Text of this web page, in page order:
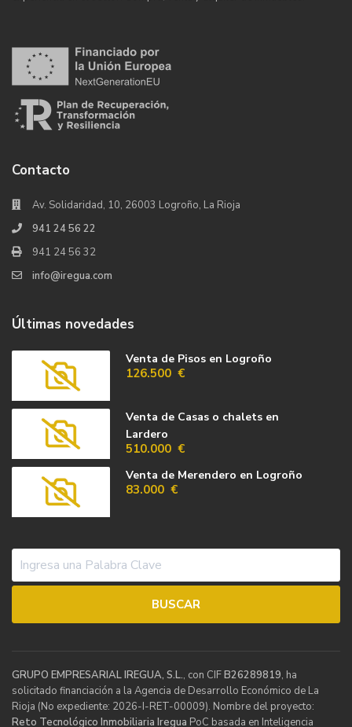
Contacto
Av. Solidaridad, 10, 26003 Logroño, La Rioja
941 24 56 22
941 24 56 32
info@iregua.com
Últimas novedades
Venta de Pisos en Logroño
126.500 €
Venta de Casas o chalets en
Lardero
510.000 €
Venta de Merendero en Logroño
83.000 €
GRUPO EMPRESARIAL IREGUA, S.L., con CIFB26289819, ha
solicitado financiación a la Agencia de Desarrollo Económico de La
Rioja (No expediente: 2026-I-RET-00009). Nombre del proyecto:
Reto Tecnológico Inmobiliaria Iregua PoC basada en Inteligencia